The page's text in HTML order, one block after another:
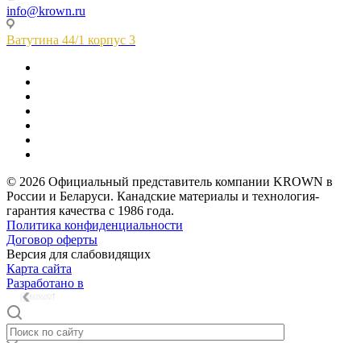
info@krown.ru
Ватутина 44/1 корпус 3
© 2026 Официальный представитель компании KROWN в
России и Беларуси. Канадские материалы и технология-
гарантия качества с 1986 года.
Политика конфиденциальности
Договор оферты
Версия для слабовидящих
Карта сайта
Разработано в